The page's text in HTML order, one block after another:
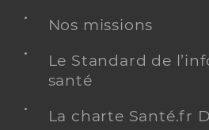
Nos missions
Le Standard de
santé
La charte Santé.fr